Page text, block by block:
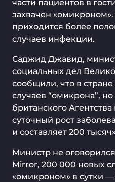
части пациентов в
захвачен
приходится более
случаев инфекции.
Саджид Джавид,
социальных дел
сообщили, что в
случаев “омикрона”,
британского
суточный рост
и составляет 200
Министр не
Mirror, 200 000 новых
«омикроном» в сутки